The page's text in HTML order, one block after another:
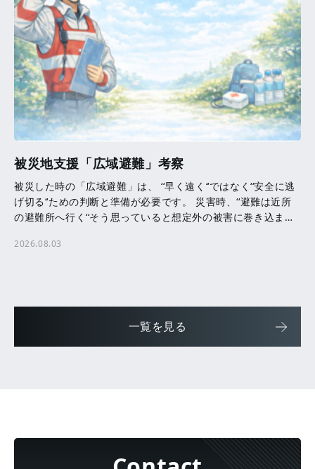
被災地支援「広域避難」考察
被災した時の「広域避難」は、 ‘‘早く遠く‘‘ではなく‘‘安全に逃
げ切る‘‘ための判断と準備が必要です。 災害時、‘‘避難は近所
の避難所へ行く‘‘そう思っていると想定外の被害に巻き込まれ
2026.08.03
一覧を見る